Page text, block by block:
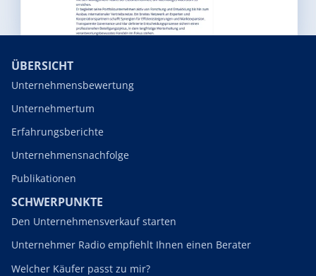
ÜBERSICHT
Unternehmensbewertung
Unternehmertum
Erfahrungsberichte
Unternehmensnachfolge
Publikationen
SCHWERPUNKTE
Den Unternehmensverkauf starten
Unternehmer Radio empfiehlt Ihnen einen Berater
Welcher Käufer passt zu mir?